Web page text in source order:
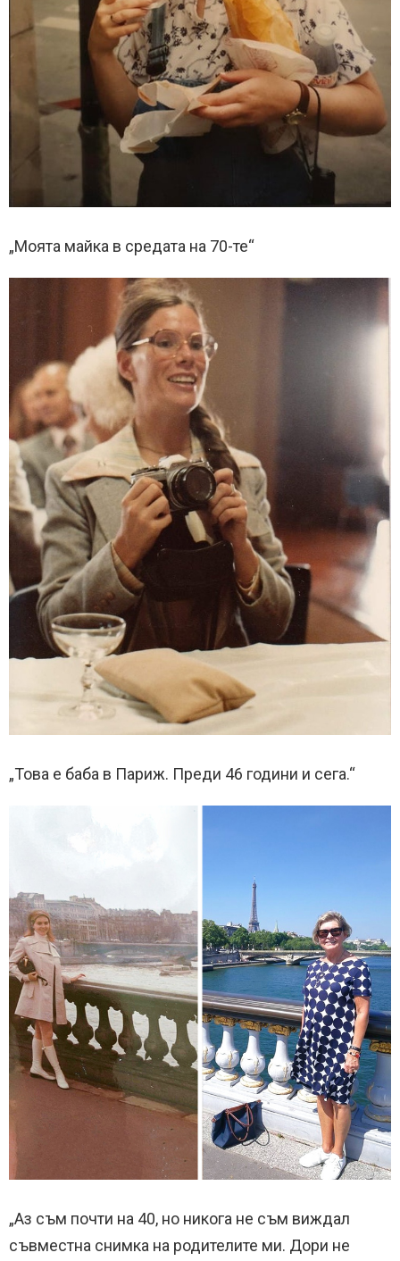
„Моята майка в средата на 70-те“
„Това е баба в Париж. Преди 46 години и сега.“
„Аз съм почти на 40, но никога не съм виждал
съвместна снимка на родителите ми. Дори не